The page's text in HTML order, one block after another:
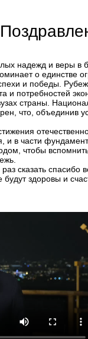
надежд и веры в
о
и победы.
и потребностей
страны.
что, объединив
и в части
чтобы
сказать спасибо
здоровы и